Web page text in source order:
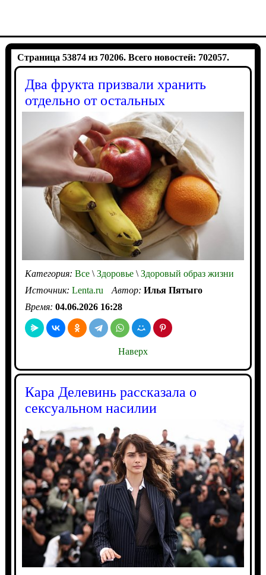
Страница 53874 из 70206. Всего новостей: 702057.
Два фрукта призвали хранить
отдельно от остальных
Категория: Все\Здоровье\Здоровый образ жизни
Источник: Lenta.ru Автор: Илья Пятыго
Время: 04.06.2026 16:28
Наверх
Кара Делевинь рассказала о
сексуальном насилии